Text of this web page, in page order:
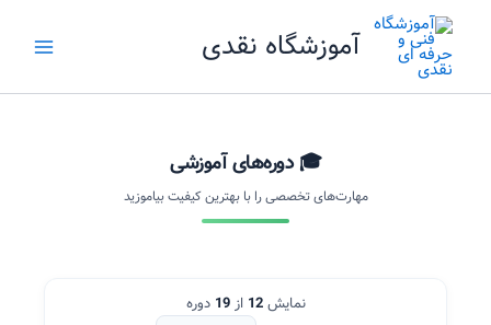
آموزشگاه نقدی
🎓 دوره‌های آموزشی
مهارت‌های تخصصی را با بهترین کیفیت بیاموزید
نمایش12 از19 دوره